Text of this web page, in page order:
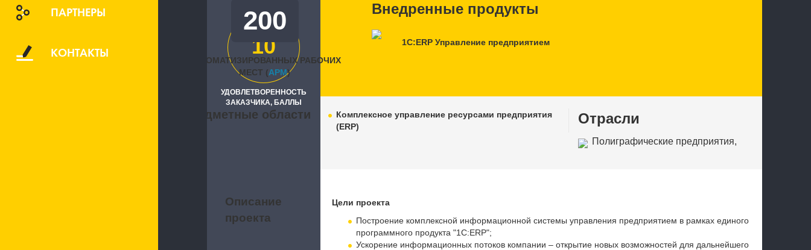
ПАРТНЕРЫ
КОНТАКТЫ 10
УДОВЛЕТВОРЕННОСТЬ
ЗАКАЗЧИКА, БАЛЛЫ
200
АВТОМАТИЗИРОВАННЫХ РАБОЧИХ
МЕСТ (APM)
Внедренные продукты
1С:ERP Управление предприятием
Предметные области
Комплексное управление ресурсами предприятия
(ERP)
Отрасли
Полиграфические предприятия,
Описание
проекта
Цели проекта
Построение комплексной информационной системы управления предприятием в рамках единого
программного продукта "1С:ERP";
Ускорение информационных потоков компании – открытие новых возможностей для дальнейшего